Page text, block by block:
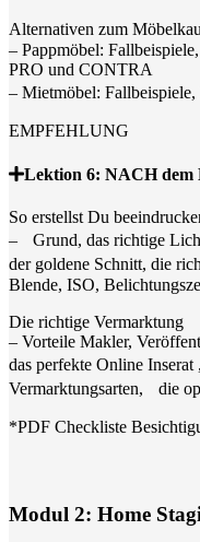
Alternativen zum
– Pappmöbel:
PRO und CONTRA
– Mietmöbel:
EMPFEHLUNG
Lektion 6: NACH dem
So erstellst Du
– Grund, das richtige
der goldene Schnitt, die
Blende, ISO,
Die richtige Vermarktung
– Vorteile Makler,
das perfekte Online
Vermarktungsarten, die
*PDF Checkliste
Modul 2: Home